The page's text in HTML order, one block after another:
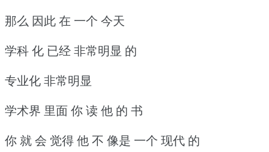
那么 因此 在 一个 今天
学科 化 已经 非常明显 的
专业化 非常明显
学术界 里面 你 读 他 的 书
你 就 会 觉得 他 不 像是 一个 现代 的